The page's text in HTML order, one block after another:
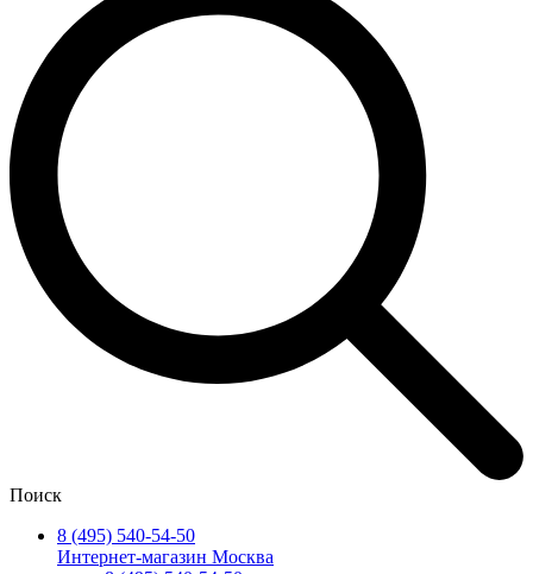
Поиск
8 (495) 540-54-50
Интернет-магазин Москва